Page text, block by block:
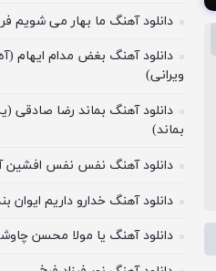
دانلود آهنگ ما بهار می شویم
دانلود آهنگ بغض مدام ایهام
ویرانی)
دانلود آهنگ بماند رضا صادقی
بماند)
دانلود آهنگ نفس نفس افشین
دانلود آهنگ خدارو داریم ایوان
دانلود آهنگ یا مولا محسن